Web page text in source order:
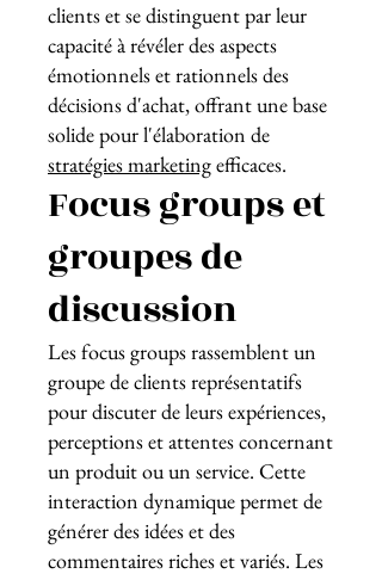
clients et se distinguent par leur
capacité à révéler des aspects
émotionnels et rationnels des
décisions d'achat, offrant une base
solide pour l'élaboration de
stratégies marketingefficaces.
Focus groups et
groupes de
discussion
Les focus groups rassemblent un
groupe de clients représentatifs
pour discuter de leurs expériences,
perceptions et attentes concernant
un produit ou un service. Cette
interaction dynamique permet de
générer des idées et des
commentaires riches et variés. Les